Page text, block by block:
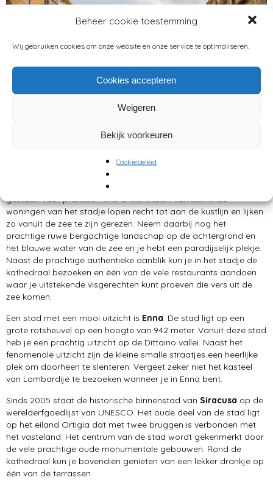
Beheer cookie toestemming
Wij gebruiken cookies om onze website en onze service te optimaliseren.
Cookies accepteren
Weigeren
Bekijk voorkeuren
Cookiebeleid
Als je houdt van schilderachtige stadjes en dorpjes moet je
bezoeken. Het plaatsje lijkt model te hebben
gestaan voor praktisch elke ansichtkaart van Sicilië. De
woningen van het stadje lopen recht tot aan de kustlijn en lijken
zo vanuit de zee te zijn gerezen. Neem daarbij nog het
prachtige ruwe bergachtige landschap op de achtergrond en
het blauwe water van de zee en je hebt een paradijselijk plekje.
Naast de prachtige authentieke aanblik kun je in het stadje de
kathedraal bezoeken en één van de vele restaurants aandoen
waar je uitstekende visgerechten kunt proeven die vers uit de
zee komen.
Een stad met een mooi uitzicht is Enna. De stad ligt op een
grote rotsheuvel op een hoogte van 942 meter. Vanuit deze stad
heb je een prachtig uitzicht op de Dittaino vallei. Naast het
fenomenale uitzicht zijn de kleine smalle straatjes een heerlijke
plek om doorheen te slenteren. Vergeet zeker niet het kasteel
van Lombardije te bezoeken wanneer je in Enna bent.
Sinds 2005 staat de historische binnenstad van Siracusa op de
werelderfgoedlijst van UNESCO. Het oude deel van de stad ligt
op het eiland Ortigia dat met twee bruggen is verbonden met
het vasteland. Het centrum van de stad wordt gekenmerkt door
de vele prachtige oude monumentale gebouwen. Rond de
kathedraal kun je bovendien genieten van een lekker drankje op
één van de terrassen.